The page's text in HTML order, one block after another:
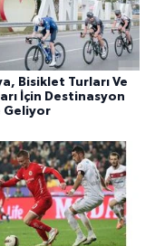
Bisiklet Turları Ve
İçin Destinasyon
Geliyor